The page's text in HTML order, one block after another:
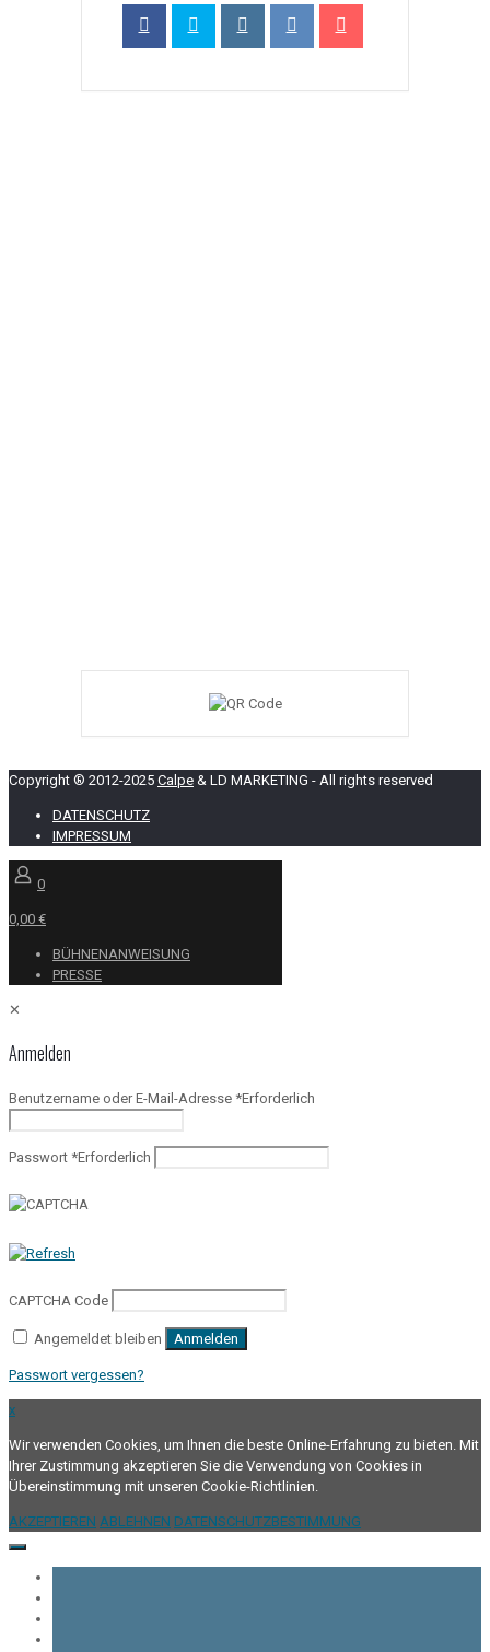
Copyright ® 2012-2025 Calpe & LD MARKETING - All rights reserved
DATENSCHUTZ
IMPRESSUM
0
0,00 €
BÜHNENANWEISUNG
PRESSE
✕
Anmelden
Benutzername oder E-Mail-Adresse *Erforderlich
Passwort *Erforderlich
CAPTCHA Code
Angemeldet bleiben Anmelden
Passwort vergessen?
x
Wir verwenden Cookies, um Ihnen die beste Online-Erfahrung zu bieten. Mit
Ihrer Zustimmung akzeptieren Sie die Verwendung von Cookies in
Übereinstimmung mit unseren Cookie-Richtlinien.
AKZEPTIEREN ABLEHNEN DATENSCHUTZBESTIMMUNG